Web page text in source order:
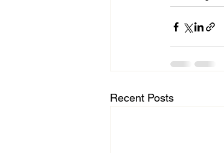
Recent Posts